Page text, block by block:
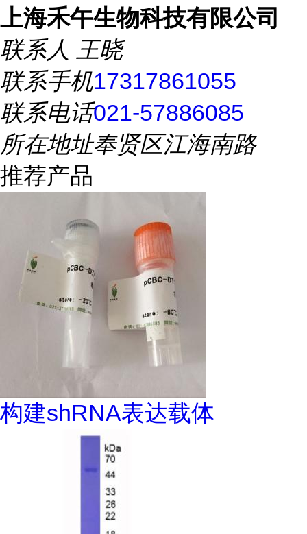
上海禾午生物科技有限公司
联系人 王晓
联系手机17317861055
联系电话021-57886085
所在地址奉贤区江海南路
推荐产品
构建shRNA表达载体